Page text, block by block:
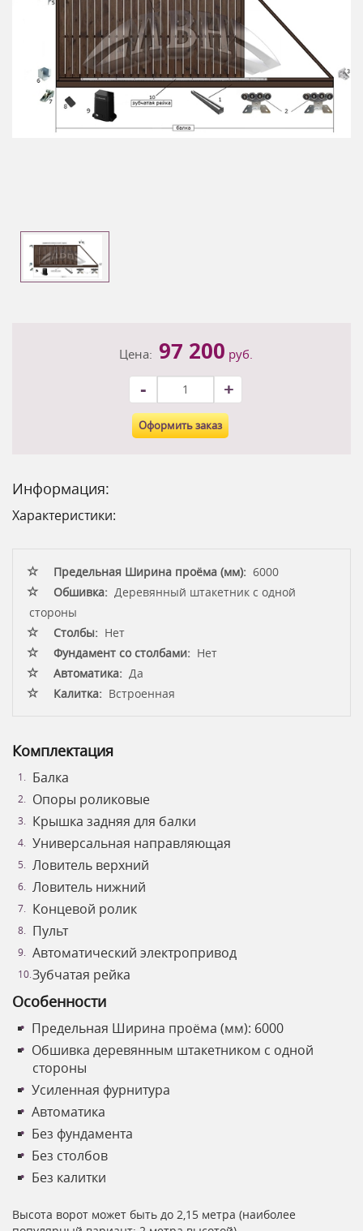
Цена: 97 200 руб.
- +
Оформить заказ
Информация:
Характеристики:
Предельная Ширина проёма (мм): 6000
Обшивка: Деревянный штакетник с одной
стороны
Столбы: Нет
Фундамент со столбами: Нет
Автоматика: Да
Калитка: Встроенная
Комплектация
Балка
Опоры роликовые
Крышка задняя для балки
Универсальная направляющая
Ловитель верхний
Ловитель нижний
Концевой ролик
Пульт
Автоматический электропривод
Зубчатая рейка
Особенности
Предельная Ширина проёма (мм): 6000
Обшивка деревянным штакетником с одной
стороны
Усиленная фурнитура
Автоматика
Без фундамента
Без столбов
Без калитки
Высота ворот может быть до 2,15 метра (наиболее